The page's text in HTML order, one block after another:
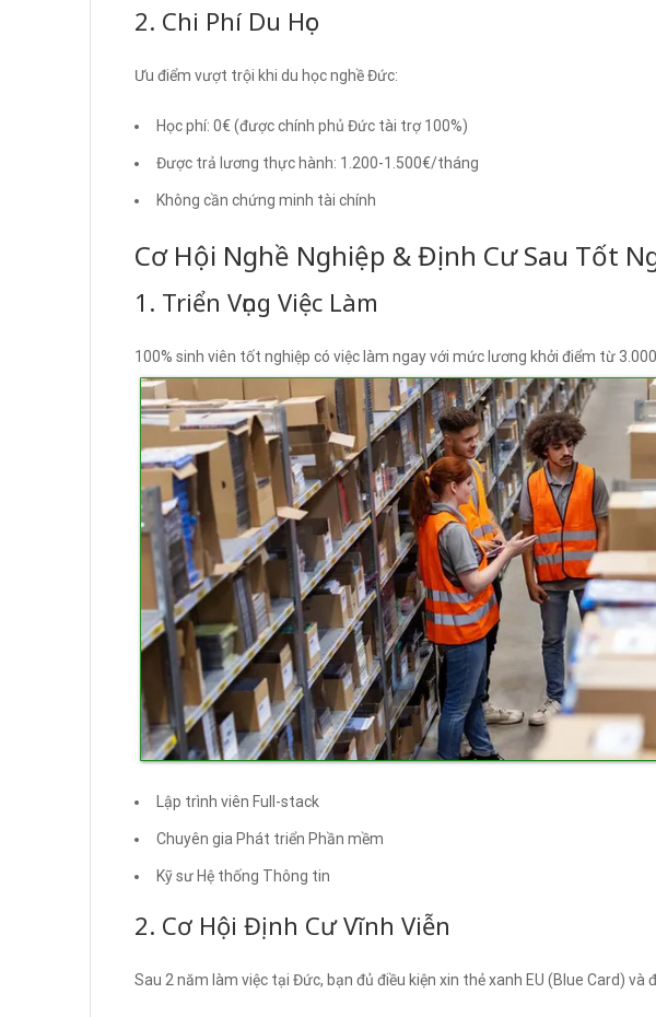
2. Chi Phí Du Học
Ưu điểm vượt trội khi du học nghề Đức:
Học phí: 0€ (được chính phủ Đức tài trợ 100%)
Được trả lương thực hành: 1.200-1.500€/tháng
Không cần chứng minh tài chính
Cơ Hội Nghề Nghiệp & Định Cư Sau Tốt
1. Triển Vọng Việc Làm
100% sinh viên tốt nghiệp có việc làm ngay với mức lương khởi điểm từ
Lập trình viên Full-stack
Chuyên gia Phát triển Phần mềm
Kỹ sư Hệ thống Thông tin
2. Cơ Hội Định Cư Vĩnh Viễn
Sau 2 năm làm việc tại Đức, bạn đủ điều kiện xin thẻ xanh EU (Blue Card) và